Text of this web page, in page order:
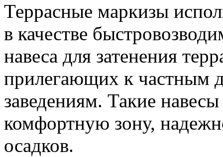
Террасные маркизы
в качестве
навеса для затенения
прилегающих к частным
заведениям. Такие
комфортную зону,
осадков.